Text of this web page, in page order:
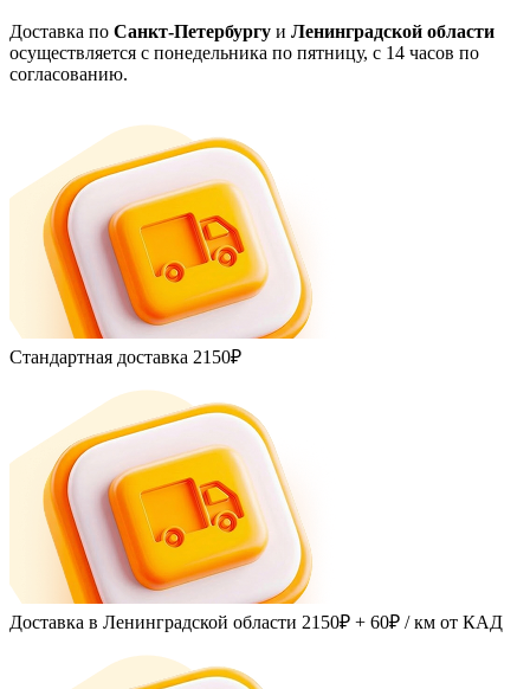
Доставка по Санкт-Петербургу и Ленинградской области
осуществляется с понедельника по пятницу, с 14 часов по
согласованию.
Стандартная доставка 2150₽
Доставка в Ленинградской области 2150₽ + 60₽ / км от КАД